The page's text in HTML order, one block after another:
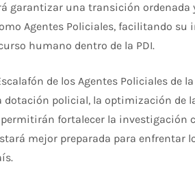
garantizar una transición ordenada
Agentes Policiales, facilitando su
humano dentro de la PDI.
de los Agentes Policiales de
policial, la optimización de
fortalecer la investigación
mejor preparada para enfrentar